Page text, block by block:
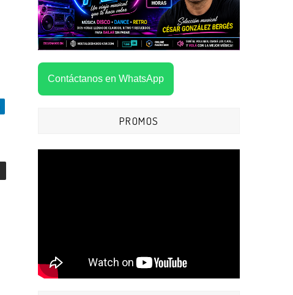
Contáctanos en WhatsApp
PROMOS